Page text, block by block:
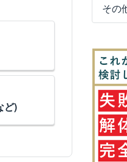
ど)
その